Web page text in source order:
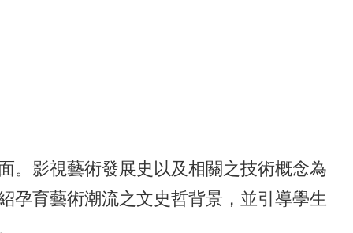
。影視藝術發展史以及相關之技術概念為
孕育藝術潮流之文史哲背景，並引導學生